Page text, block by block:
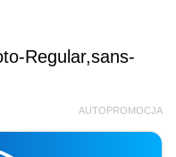
Regular,sans-
AUTOPROMOCJA